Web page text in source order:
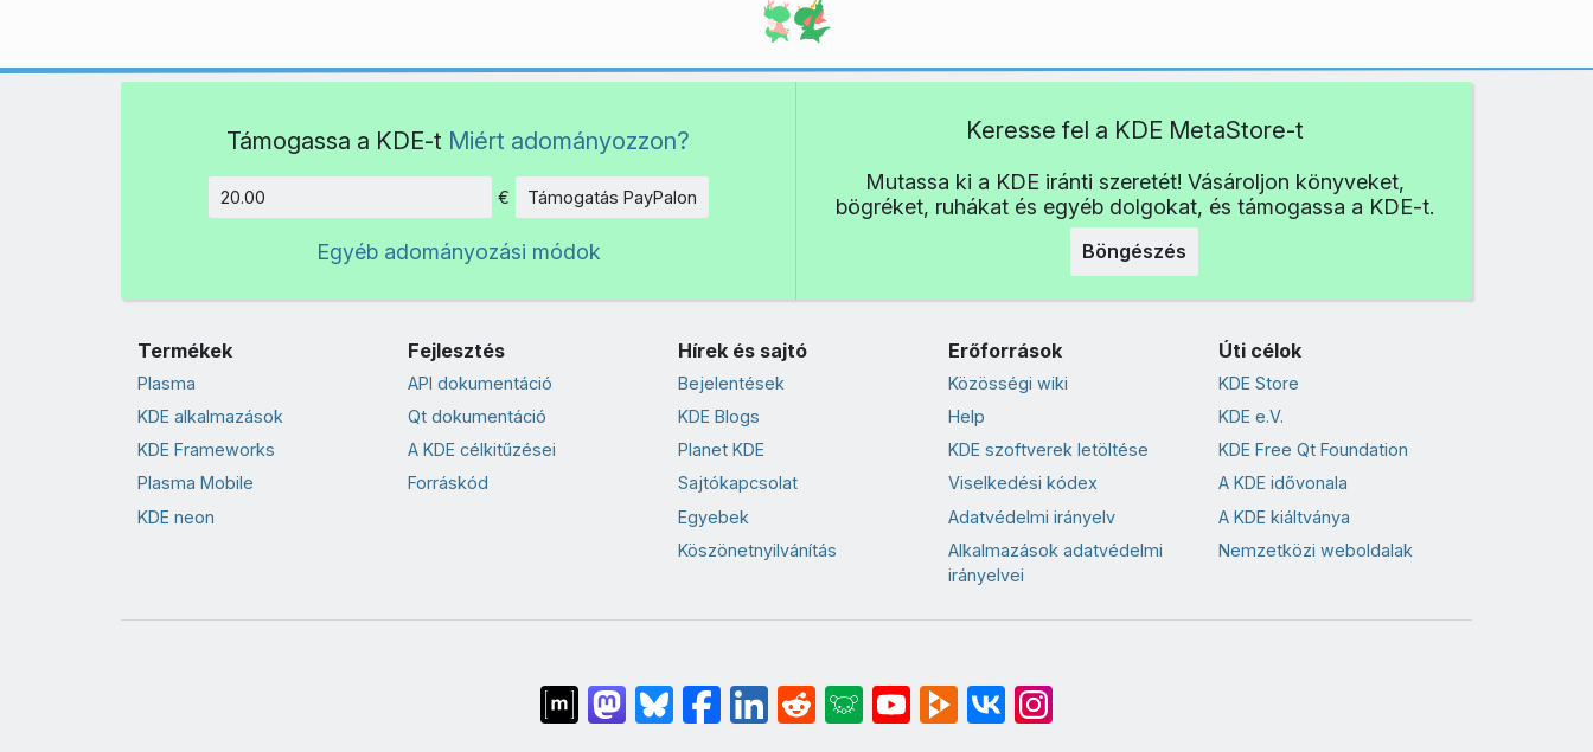
Támogassa a KDE-t Miért adományozzon?
Összeg
€ Támogatás PayPalon
Egyéb adományozási módok
Keresse fel a KDE MetaStore-t
Mutassa ki a KDE iránti szeretét! Vásároljon könyveket,
bögréket, ruhákat és egyéb dolgokat, és támogassa a KDE-t.
Böngészés
Termékek
Plasma
KDE alkalmazások
KDE Frameworks
Plasma Mobile
KDE neon
Fejlesztés
API dokumentáció
Qt dokumentáció
A KDE célkitűzései
Forráskód
Hírek és sajtó
Bejelentések
KDE Blogs
Planet KDE
Sajtókapcsolat
Egyebek
Köszönetnyilvánítás
Erőforrások
Közösségi wiki
Help
KDE szoftverek letöltése
Viselkedési kódex
Adatvédelmi irányelv
Alkalmazások adatvédelmi
irányelvei
Úti célok
KDE Store
KDE e.V.
KDE Free Qt Foundation
A KDE idővonala
A KDE kiáltványa
Nemzetközi weboldalak